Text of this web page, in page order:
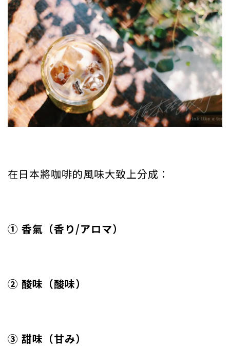
在日本將咖啡的風味大致上分成：
① 香氣（香り/アロマ）
② 酸味（酸味）
③ 甜味（甘み）